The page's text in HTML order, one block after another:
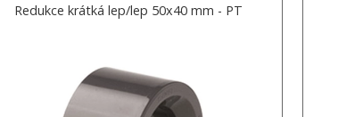
Redukce krátká lep/lep 50x40 mm - PT